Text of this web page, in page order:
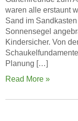
waren alle erstaunt
Sand im
Sonnensegel
Kindersicher. Von
Planung […]
Read More »